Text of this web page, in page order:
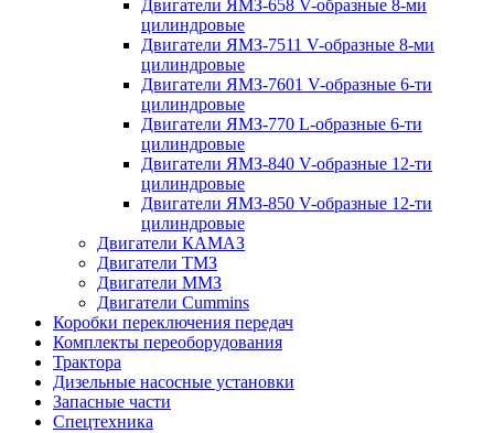
Двигатели ЯМЗ-658 V-образные 8-ми
цилиндровые
Двигатели ЯМЗ-7511 V-образные 8-ми
цилиндровые
Двигатели ЯМЗ-7601 V-образные 6-ти
цилиндровые
Двигатели ЯМЗ-770 L-образные 6-ти
цилиндровые
Двигатели ЯМЗ-840 V-образные 12-ти
цилиндровые
Двигатели ЯМЗ-850 V-образные 12-ти
цилиндровые
Двигатели КАМАЗ
Двигатели ТМЗ
Двигатели ММЗ
Двигатели Cummins
Коробки переключения передач
Комплекты переоборудования
Трактора
Дизельные насосные установки
Запасные части
Спецтехника